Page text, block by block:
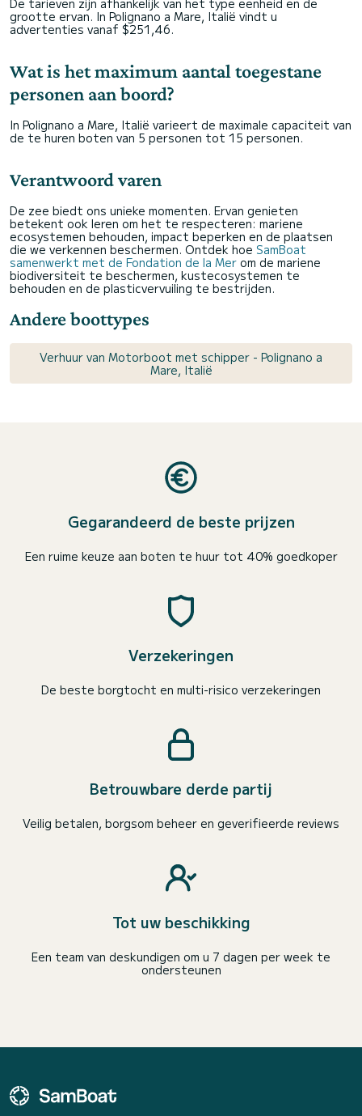
De tarieven zijn afhankelijk van het type eenheid en de
grootte ervan. In Polignano a Mare, Italië vindt u
advertenties vanaf $251,46.
Wat is het maximum aantal toegestane
personen aan boord?
In Polignano a Mare, Italië varieert de maximale capaciteit van
de te huren boten van 5 personen tot 15 personen.
Verantwoord varen
De zee biedt ons unieke momenten. Ervan genieten
betekent ook leren om het te respecteren: mariene
ecosystemen behouden, impact beperken en de plaatsen
die we verkennen beschermen. Ontdek hoe SamBoat
samenwerkt met de Fondation de la Mer om de mariene
biodiversiteit te beschermen, kustecosystemen te
behouden en de plasticvervuiling te bestrijden.
Andere boottypes
Verhuur van Motorboot met schipper - Polignano a
Mare, Italië
Gegarandeerd de beste prijzen
Een ruime keuze aan boten te huur tot 40% goedkoper
Verzekeringen
De beste borgtocht en multi-risico verzekeringen
Betrouwbare derde partij
Veilig betalen, borgsom beheer en geverifieerde reviews
Tot uw beschikking
Een team van deskundigen om u 7 dagen per week te
ondersteunen